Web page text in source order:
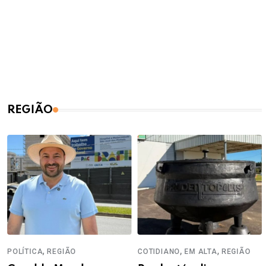
REGIÃO
POLÍTICA,REGIÃO COTIDIANO,EM ALTA, REGIÃO